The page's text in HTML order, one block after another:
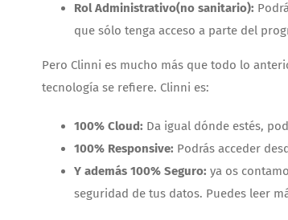
Rol Administrativo(no sanitario):
que sólo tenga acceso a parte del
Pero Clinni es mucho más que todo lo
tecnología se refiere. Clinni es:
100% Cloud: Da igual dónde estés,
100% Responsive: Podrás acceder
Y además 100% Seguro: ya os
seguridad de tus datos. Puedes leer